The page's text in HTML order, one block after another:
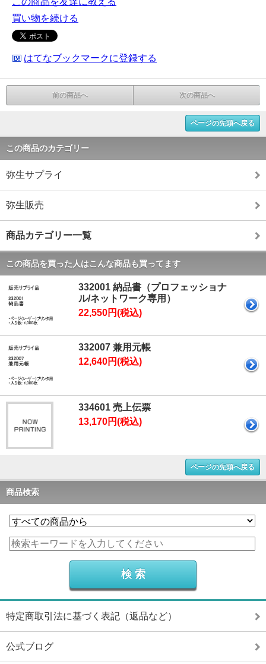
買い物を続ける
はてなブックマークに登録する
前の商品へ 次の商品へ
ページの先頭へ戻る
この商品のカテゴリー
弥生サプライ
弥生販売
商品カテゴリー一覧
この商品を買った人はこんな商品も買ってます
332001 納品書（プロフェッショナ
ル/ネットワーク専用）
22,550円(税込)
332007 兼用元帳
12,640円(税込)
334601 売上伝票
13,170円(税込)
ページの先頭へ戻る
商品検索
特定商取引法に基づく表記（返品など）
公式ブログ